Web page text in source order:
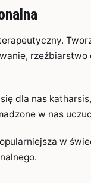
dla nas
w nas
w